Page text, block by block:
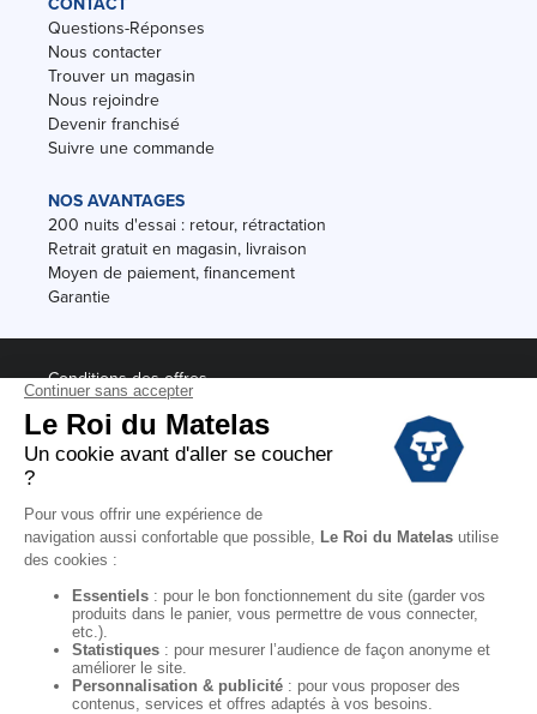
Questions-Réponses
Nous contacter
Trouver un magasin
Nous rejoindre
Devenir franchisé
Suivre une commande
NOS AVANTAGES
200 nuits d'essai : retour, rétractation
Retrait gratuit en magasin, livraison
Moyen de paiement, financement
Garantie
Conditions des offres
Black Friday
Destockage
Soldes
Conditions Générales de vente magasin
Conditions Générales de vente internet
Mentions Légales
Données personnelles
Codes promo Le Roi du Matelas